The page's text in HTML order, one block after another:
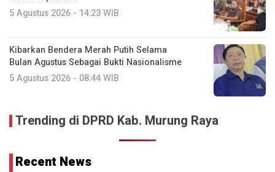
5 Agustus 2026 - 14:23 WIB
Kibarkan Bendera Merah Putih Selama
Bulan Agustus Sebagai Bukti Nasionalisme
5 Agustus 2026 - 08:44 WIB
Trending di DPRD Kab. Murung Raya
Recent News